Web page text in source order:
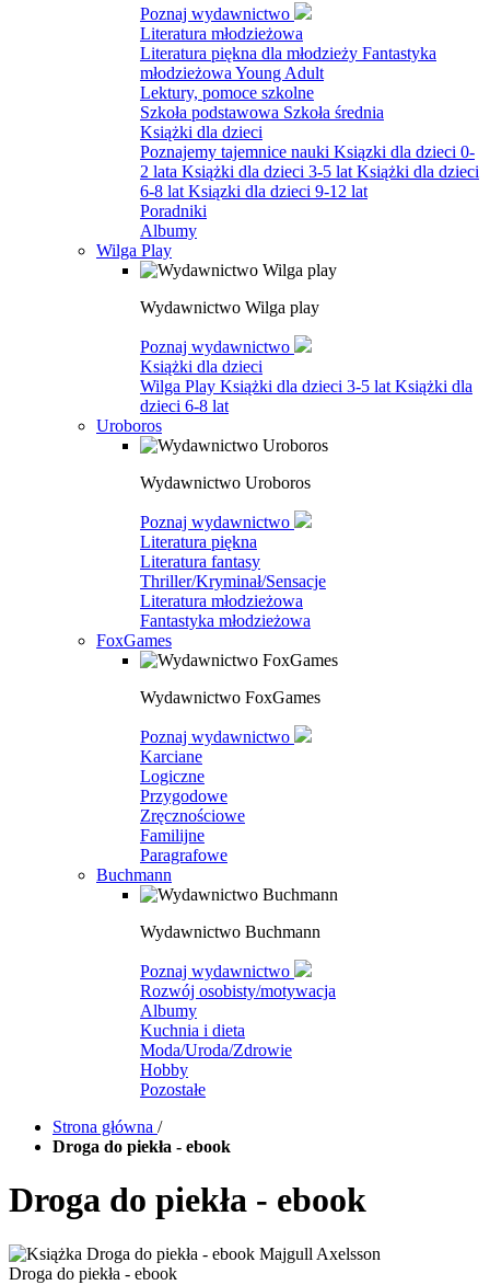
Poznaj wydawnictwo
Literatura młodzieżowa
Literatura piękna dla młodzieży Fantastyka
młodzieżowa Young Adult
Lektury, pomoce szkolne
Szkoła podstawowa Szkoła średnia
Książki dla dzieci
Poznajemy tajemnice nauki Ksiązki dla dzieci 0-
2 lata Książki dla dzieci 3-5 lat Książki dla dzieci
6-8 lat Ksiązki dla dzieci 9-12 lat
Poradniki
Albumy
Wilga Play
Wydawnictwo Wilga play
Poznaj wydawnictwo
Książki dla dzieci
Wilga Play Książki dla dzieci 3-5 lat Książki dla
dzieci 6-8 lat
Uroboros
Wydawnictwo Uroboros
Poznaj wydawnictwo
Literatura piękna
Literatura fantasy
Thriller/Kryminał/Sensacje
Literatura młodzieżowa
Fantastyka młodzieżowa
FoxGames
Wydawnictwo FoxGames
Poznaj wydawnictwo
Karciane
Logiczne
Przygodowe
Zręcznościowe
Familijne
Paragrafowe
Buchmann
Wydawnictwo Buchmann
Poznaj wydawnictwo
Rozwój osobisty/motywacja
Albumy
Kuchnia i dieta
Moda/Uroda/Zdrowie
Hobby
Pozostałe
Strona główna /
Droga do piekła - ebook
Droga do piekła - ebook
Droga do piekła - ebook